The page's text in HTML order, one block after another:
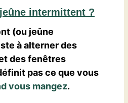
intermittent ?
(ou jeûne
à alterner des
des fenêtres
pas ce que vous
vous mangez.